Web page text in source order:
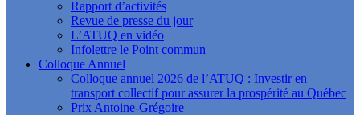
Rapport d’activités
Revue de presse du jour
L’ATUQ en vidéo
Infolettre le Point commun
Colloque Annuel
Colloque annuel 2026 de l’ATUQ : Investir en
transport collectif pour assurer la prospérité au Québec
Prix Antoine-Grégoire